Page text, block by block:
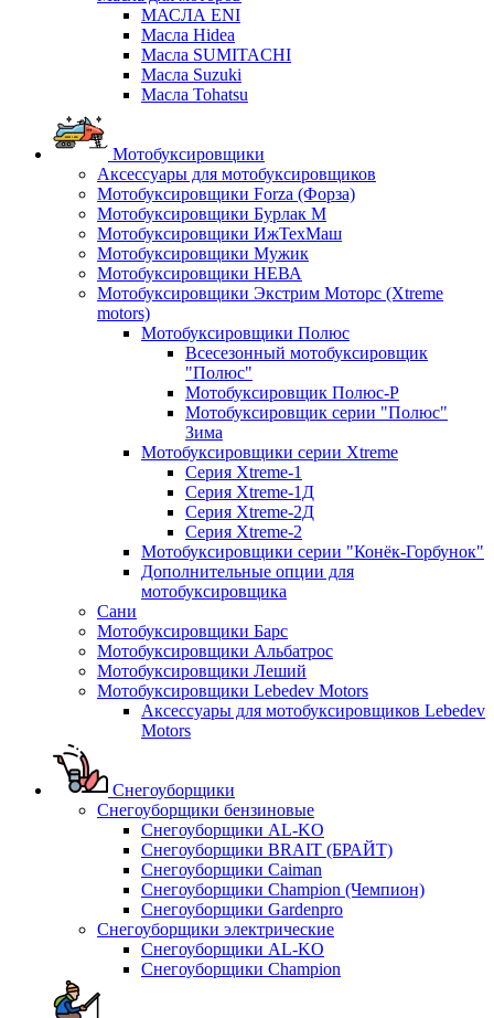
МАСЛА ENI
Масла Hidea
Масла SUMITACHI
Масла Suzuki
Масла Tohatsu
Мотобуксировщики
Аксессуары для мотобуксировщиков
Мотобуксировщики Forza (Форза)
Мотобуксировщики Бурлак М
Мотобуксировщики ИжТехМаш
Мотобуксировщики Мужик
Мотобуксировщики НЕВА
Мотобуксировщики Экстрим Моторс (Xtreme
motors)
Мотобуксировщики Полюс
Всесезонный мотобуксировщик
"Полюс"
Мотобуксировщик Полюс-Р
Мотобуксировщик серии "Полюс"
Зима
Мотобуксировщики серии Xtreme
Серия Xtreme-1
Серия Xtreme-1Д
Серия Xtreme-2Д
Серия Xtreme-2
Мотобуксировщики серии "Конёк-Горбунок"
Дополнительные опции для
мотобуксировщика
Сани
Мотобуксировщики Барс
Мотобуксировщики Альбатрос
Мотобуксировщики Леший
Мотобуксировщики Lebedev Motors
Аксессуары для мотобуксировщиков Lebedev
Motors
Снегоуборщики
Снегоуборщики бензиновые
Снегоуборщики AL-KO
Снегоуборщики BRAIT (БРАЙТ)
Снегоуборщики Caiman
Снегоуборщики Champion (Чемпион)
Снегоуборщики Gardenpro
Снегоуборщики электрические
Снегоуборщики AL-KO
Снегоуборщики Champion